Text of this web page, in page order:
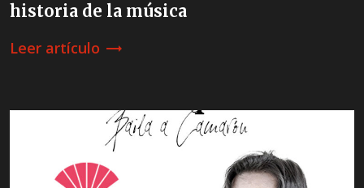
historia de la música
Leer artículo trending_flat